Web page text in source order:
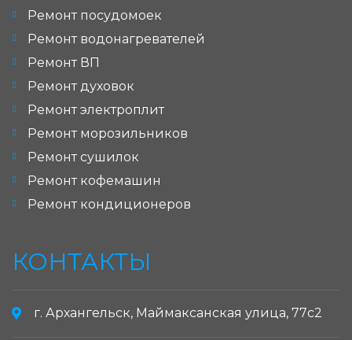
Ремонт посудомоек
Ремонт водонагревателей
Ремонт ВП
Ремонт духовок
Ремонт электроплит
Ремонт морозильников
Ремонт сушилок
Ремонт кофемашин
Ремонт кондиционеров
КОНТАКТЫ
г. Архангельск, Маймаксанская улица, 77с2